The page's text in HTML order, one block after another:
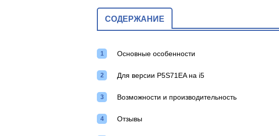
СОДЕРЖАНИЕ
Основные особенности
Для версии P5S71EA на i5
Возможности и производительность
Отзывы